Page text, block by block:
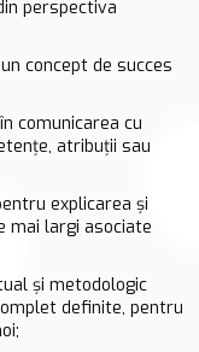
perspectiva
concept de succes
comunicarea cu
atribuţii sau
explicarea şi
mai largi asociate
şi metodologic
definite, pentru